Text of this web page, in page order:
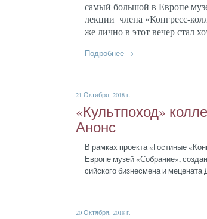
са­мый боль­шой в Ев­ро­пе
лекции чле­на «Кон­гресс-
же лич­но в этот ве­чер стал
Подробнее →
21 Октября, 2018 г.
«Куль­тпо­ход»
Анонс
В рам­ках про­ек­та «Гос­ти­ные
Ев­ро­пе му­зей «Соб­ра­ние»,
сий­ско­го биз­несме­на и
20 Октября, 2018 г.